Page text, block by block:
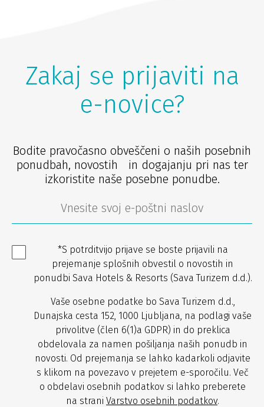
Zakaj se prijaviti na
e-novice?
Bodite pravočasno obveščeni o naših posebnih
ponudbah, novostih in dogajanju pri nas ter
izkoristite naše posebne ponudbe.
*S potrditvijo prijave se boste prijavili na
prejemanje splošnih obvestil o novostih in
ponudbi Sava Hotels & Resorts (Sava Turizem d.d.).
Vaše osebne podatke bo Sava Turizem d.d.,
Dunajska cesta 152, 1000 Ljubljana, na podlagi vaše
privolitve (člen 6(1)a GDPR) in do preklica
obdelovala za namen pošiljanja naših ponudb in
novosti. Od prejemanja se lahko kadarkoli odjavite
s klikom na povezavo v prejetem e-sporočilu. Več
o obdelavi osebnih podatkov si lahko preberete
na strani Varstvo osebnih podatkov.